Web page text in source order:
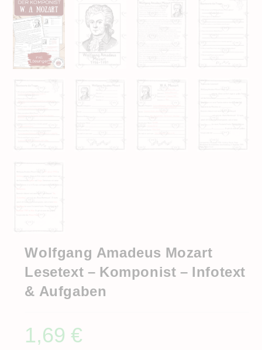
Wolfgang Amadeus Mozart
Lesetext – Komponist – Infotext
& Aufgaben
1,69€